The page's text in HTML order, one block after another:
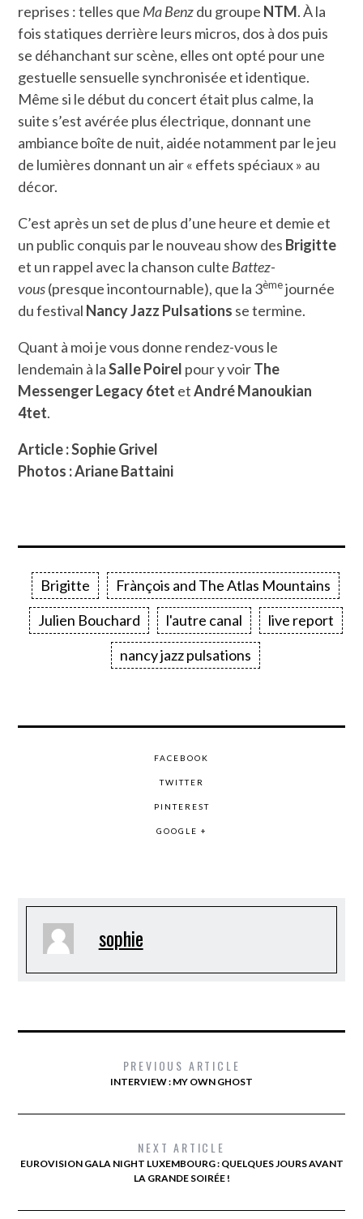
reprises : telles que Ma Benzdu groupe NTM. À la
fois statiques derrière leurs micros, dos à dos puis
se déhanchant sur scène, elles ont opté pour une
gestuelle sensuelle synchronisée et identique.
Même si le début du concert était plus calme, la
suite s’est avérée plus électrique, donnant une
ambiance boîte de nuit, aidée notamment par le jeu
de lumières donnant un air « effets spéciaux » au
décor.
C’est après un set de plus d’une heure et demie et
un public conquis par le nouveau show des Brigitte
et un rappel avec la chanson culte Battez-
vous(presque incontournable), que la 3èmejournée
du festival Nancy Jazz Pulsations se termine.
Quant à moi je vous donne rendez-vous le
lendemain à laSalle Poirel pour y voirThe
Messenger Legacy 6tet etAndré Manoukian
4tet.
Article : Sophie Grivel
Photos : Ariane Battaini
Brigitte
Frànçois and The Atlas Mountains
Julien Bouchard
l'autre canal
live report
nancy jazz pulsations
FACEBOOK
TWITTER
PINTEREST
GOOGLE +
sophie
PREVIOUS ARTICLE
INTERVIEW : MY OWN GHOST
NEXT ARTICLE
EUROVISION GALA NIGHT LUXEMBOURG : QUELQUES JOURS AVANT
LA GRANDE SOIRÉE !